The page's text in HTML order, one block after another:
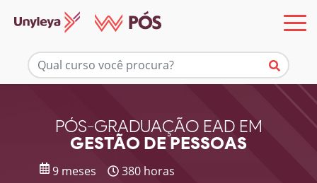
PÓS-GRADUAÇÃO EAD EM
GESTÃO DE PESSOAS
9 meses 380 horas
Mais informações